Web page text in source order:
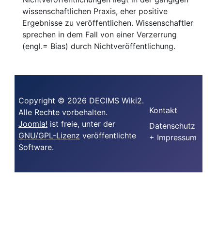
wissenschaftlichen Praxis, eher positive
Ergebnisse zu veröffentlichen. Wissenschaftler
sprechen in dem Fall von einer Verzerrung
(engl.= Bias) durch Nichtveröffentlichung.
Copyright © 2026 DECIMS Wiki2.
Alle Rechte vorbehalten.
Joomla! ist freie, unter der
GNU/GPL-Lizenz veröffentlichte
Software.
Kontakt
Datenschutz
+ Impressum